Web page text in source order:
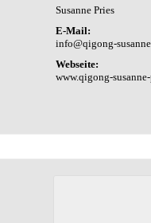
Susanne Pries
E-Mail:
info@qigong-
Webseite:
www.qigong-